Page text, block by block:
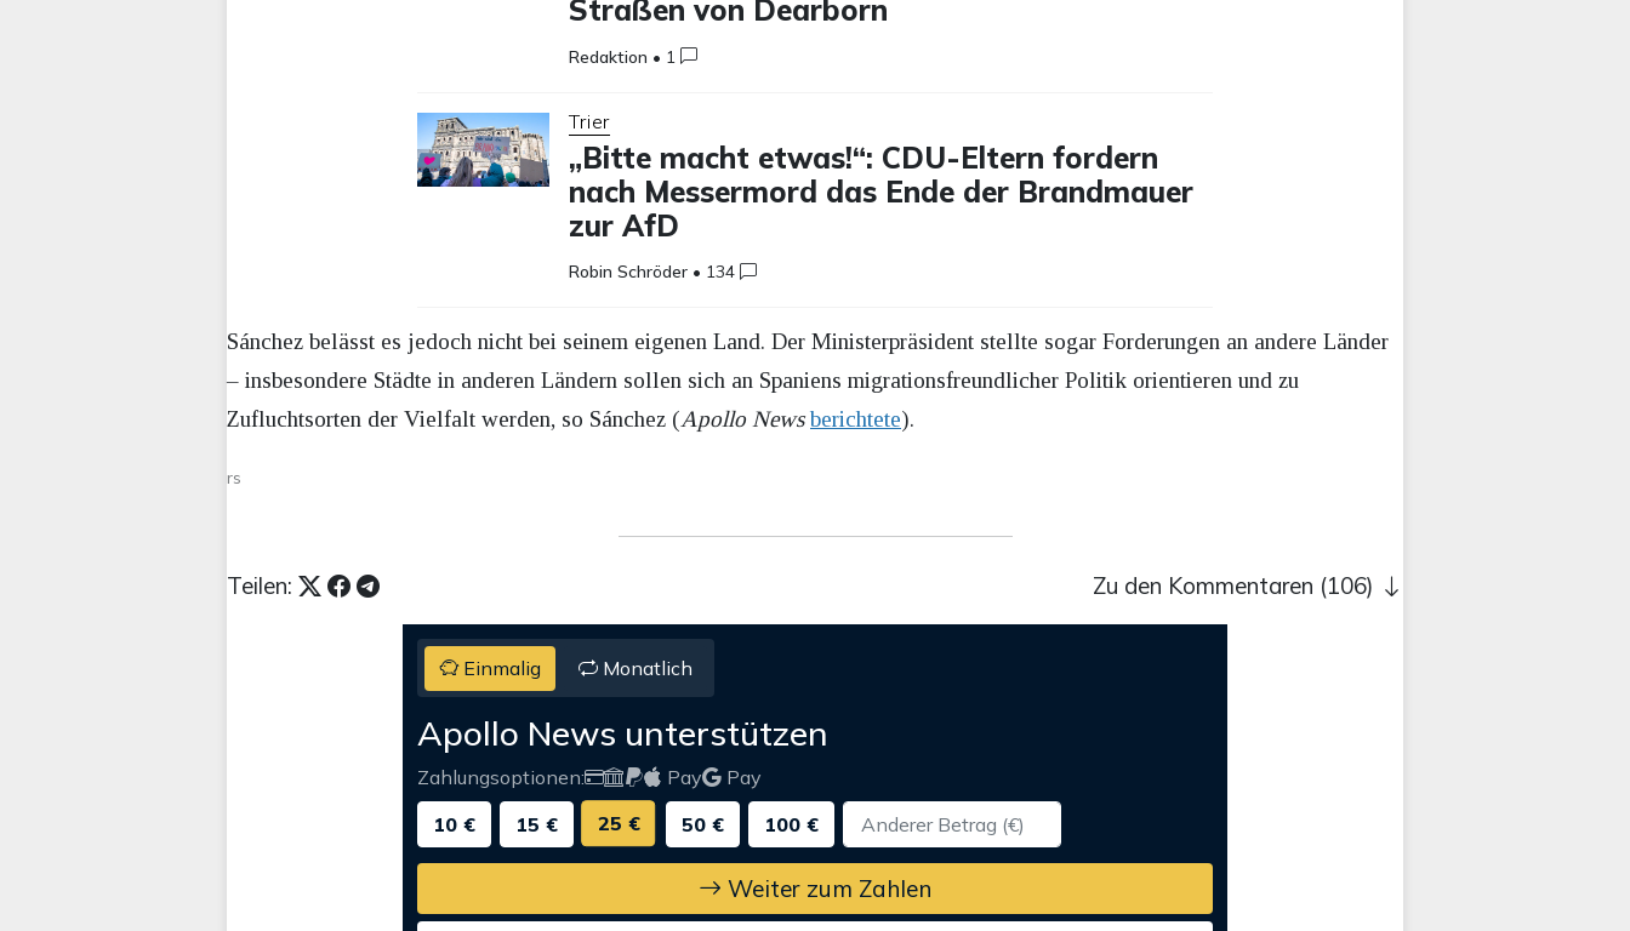
Straßen von Dearborn
Redaktion • 1
Trier
„Bitte macht etwas!“: CDU-Eltern fordern
nach Messermord das Ende der Brandmauer
zur AfD
Robin Schröder • 134
Sánchez belässt es jedoch nicht bei seinem eigenen Land. Der Ministerpräsident stellte sogar Forderungen an andere Länder
– insbesondere Städte in anderen Ländern sollen sich an Spaniens migrationsfreundlicher Politik orientieren und zu
Zufluchtsorten der Vielfalt werden, so Sánchez (Apollo Newsberichtete).
rs
Teilen: Zu den Kommentaren (106)
Einmalig Monatlich
Apollo News unterstützen
Zahlungsoptionen: Pay
Pay
10 €
15 € 25 € 50 € 100 €
Weiter zum Zahlen